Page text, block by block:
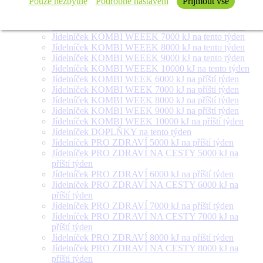
týden
Jídelníček KOMBI WEEEK 7000 kJ na tento týden
Jídelníček KOMBI WEEEK 8000 kJ na tento týden
Jídelníček KOMBI WEEEK 9000 kJ na tento týden
Jídelníček KOMBI WEEEK 10000 kJ na tento týden
Jídelníček KOMBI WEEK 6000 kJ na příští týden
Jídelníček KOMBI WEEK 7000 kJ na příští týden
Jídelníček KOMBI WEEK 8000 kJ na příští týden
Jídelníček KOMBI WEEK 9000 kJ na příští týden
Jídelníček KOMBI WEEK 10000 kJ na příští týden
Jídelníček DOPLŇKY na tento týden
Jídelníček PRO ZDRAVÍ 5000 kJ na příští týden
Jídelníček PRO ZDRAVÍ NA CESTY 5000 kJ na
příští týden
Jídelníček PRO ZDRAVÍ 6000 kJ na příští týden
Jídelníček PRO ZDRAVÍ NA CESTY 6000 kJ na
příští týden
Jídelníček PRO ZDRAVÍ 7000 kJ na příští týden
Jídelníček PRO ZDRAVÍ NA CESTY 7000 kJ na
příští týden
Jídelníček PRO ZDRAVÍ 8000 kJ na příští týden
Jídelníček PRO ZDRAVÍ NA CESTY 8000 kJ na
příští týden